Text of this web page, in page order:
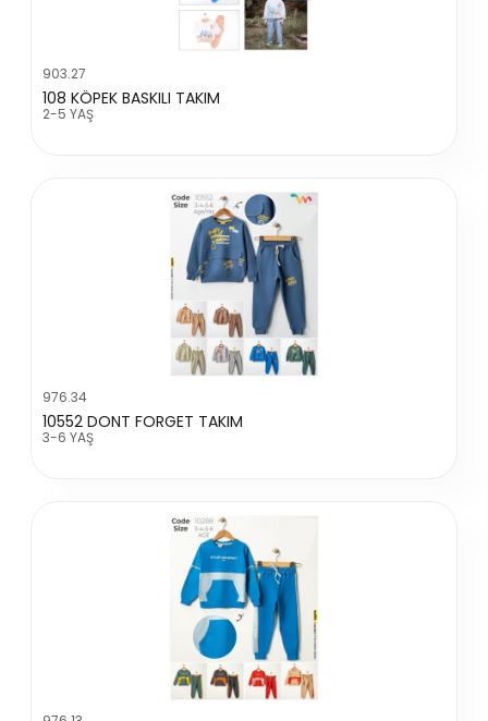
903.27
108 KÖPEK BASKILI TAKIM
2-5 YAŞ
976.34
10552 DONT FORGET TAKIM
3-6 YAŞ